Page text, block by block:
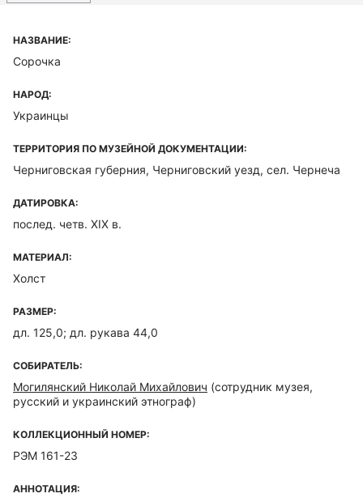
НАЗВАНИЕ:
Сорочка
НАРОД:
Украинцы
ТЕРРИТОРИЯ ПО МУЗЕЙНОЙ ДОКУМЕНТАЦИИ:
Черниговская губерния, Черниговский уезд, сел. Чернеча
ДАТИРОВКА:
послед. четв. XIX в.
МАТЕРИАЛ:
Холст
РАЗМЕР:
дл. 125,0; дл. рукава 44,0
СОБИРАТЕЛЬ:
Могилянский Николай Михайлович (сотрудник музея,
русский и украинский этнограф)
КОЛЛЕКЦИОННЫЙ НОМЕР:
РЭМ 161-23
АННОТАЦИЯ: